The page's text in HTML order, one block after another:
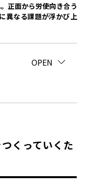
正面から労使向き合う
異なる課題が浮かび上
OPEN
CLOSE
くっていくた